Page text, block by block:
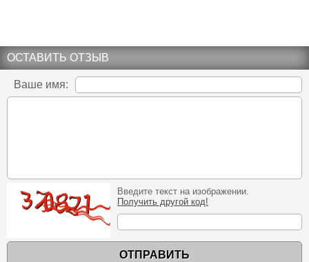
ОСТАВИТЬ ОТЗЫВ
Ваше имя:
Введите текст на изображении.
Получить другой код!
ОТПРАВИТЬ